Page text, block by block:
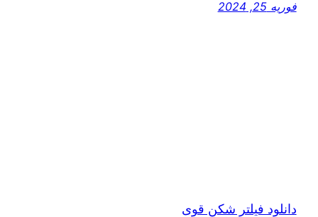
فوریه 25, 2024
دانلود فیلتر شکن قوی